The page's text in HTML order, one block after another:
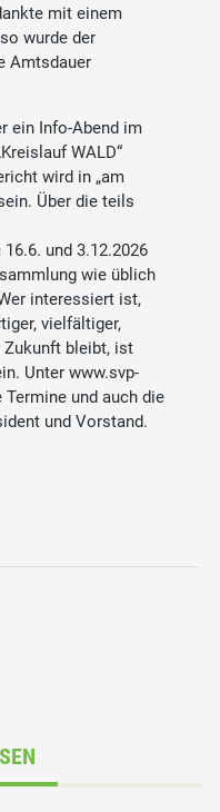
mit einem
wurde der
Amtsdauer
ein Info-Abend im
WALD“
wird in „am
Über die teils
und 3.12.2026
wie üblich
interessiert ist,
vielfältiger,
Zukunft bleibt, ist
Unter www.svp-
und auch die
und Vorstand.